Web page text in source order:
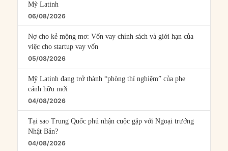
Mỹ Latinh
06/08/2026
Nợ cho kẻ mộng mơ: Vốn vay chính sách và giới hạn của
việc cho startup vay vốn
05/08/2026
Mỹ Latinh đang trở thành “phòng thí nghiệm” của phe
cánh hữu mới
04/08/2026
Tại sao Trung Quốc phủ nhận cuộc gặp với Ngoại trưởng
Nhật Bản?
04/08/2026